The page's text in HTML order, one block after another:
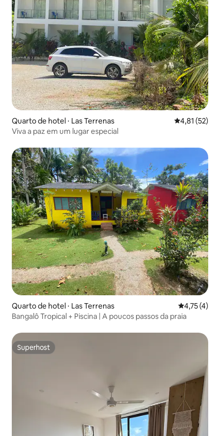
Quarto de hotel ⋅ Las Terrenas 4,81 de uma
4,81 (52)
Viva a paz em um lugar especial
Quarto de hotel ⋅ Las Terrenas 4,75 de
4,75 (4)
Bangalô Tropical + Piscina | A poucos passos da praia
Superhost
Superhost